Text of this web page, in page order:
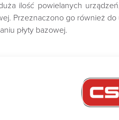
ilość powielanych
Przeznaczono go również
płyty bazowej.